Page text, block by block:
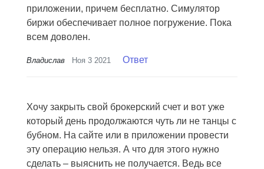
приложении, причем бесплатно. Симулятор
биржи обеспечивает полное погружение. Пока
всем доволен.
Владислав Ноя 3 2021 Ответ
Хочу закрыть свой брокерский счет и вот уже
который день продолжаются чуть ли не танцы с
бубном. На сайте или в приложении провести
эту операцию нельзя. А что для этого нужно
сделать – выяснить не получается. Ведь все